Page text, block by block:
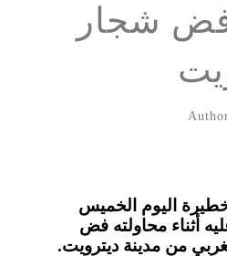
فض شجار
اليوم الخميس
أثناء محاولته فض
من مدينة ديترويت.